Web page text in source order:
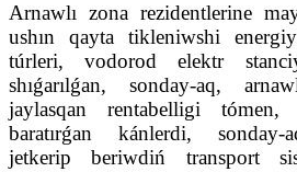
Arnawlı zona rezidentlerine
ushın qayta tikleniwshi
túrleri, vodorod elektr
shıǵarılǵan, sonday-aq,
jaylasqan rentabelligi tómen,
baratırǵan kánlerdi, sonday-
jetkerip beriwdiń transport